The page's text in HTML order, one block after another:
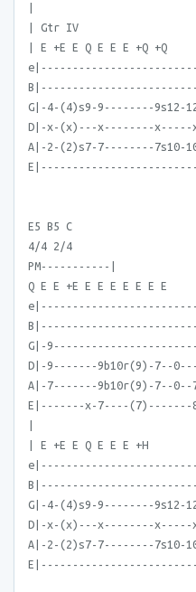
| Gtr IV
| E +E E Q E E E +Q +Q
G|-4-(4)s9-9--------9s12-
D|-x-(x)---x--------
A|-2-(2)s7-7--------7s10-
E5 B5 C
4/4 2/4
PM-----------|
Q E E +E E E E E E E E
G|-
D|-9-------9b10r(9)-7--
A|-7-------9b10r(9)-7--
E|-------x-7----(7)-------
| E +E E Q E E E +H
G|-4-(4)s9-9--------9s12-
D|-x-(x)---x--------
A|-2-(2)s7-7--------7s10-